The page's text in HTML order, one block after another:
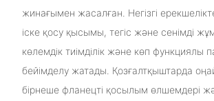
жинағымен жасалған. Негізгі
іске қосу қысымы, тегіс және сенімді
көлемдік тиімділік және көп функциялы
бейімделу жатады. Қозғалтқыштарда
бірнеше фланецті қосылым өлшемдері